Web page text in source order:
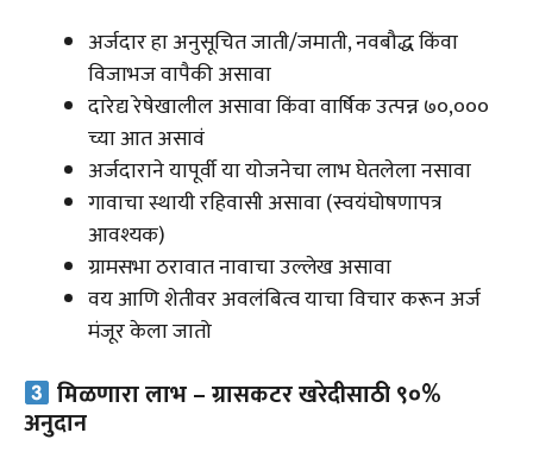
अर्जदार हा अनुसूचित जाती/जमाती, नवबौद्ध किंवा
विजाभज वापैकी असावा
दारेद्य रेषेखालील असावा किंवा वार्षिक उत्पन्न ₹७०,०००
च्या आत असावं
अर्जदाराने यापूर्वी या योजनेचा लाभ घेतलेला नसावा
गावाचा स्थायी रहिवासी असावा (स्वयंघोषणापत्र
आवश्यक)
ग्रामसभा ठरावात नावाचा उल्लेख असावा
वय आणि शेतीवर अवलंबित्व याचा विचार करून अर्ज
मंजूर केला जातो
मिळणारा लाभ – ग्रासकटर खरेदीसाठी ९०%
अनुदान